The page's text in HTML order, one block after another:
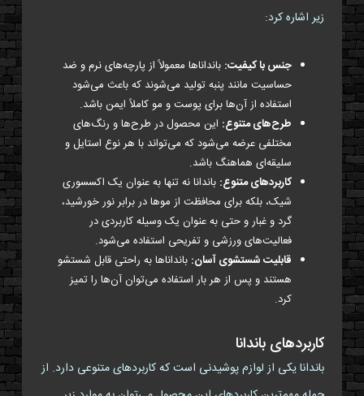
زیر اشاره کرد:
جنس با کیفیت: باندانا‌ها معمولاً از پارچه‌های نرم و ضد
حساسیت مانند پنبه تولید می‌شوند که باعث می‌شود
استفاده از آن‌ها برای پوست و مو کاملاً ایمن باشد.
طرح‌های متنوع: این محصول در طرح‌ها و رنگ‌های
مختلفی عرضه می‌شود که می‌تواند با هر نوع استایل و
سلیقه‌ای هماهنگ باشد.
کاربردهای متنوع: باندانا نه تنها به عنوان یک اکسسوری
شیک، بلکه برای محافظت از موها در برابر نور خورشید،
گرد و غبار و حتی به عنوان یک وسیله کاربردی در
فعالیت‌های ورزشی و تفریحی استفاده می‌شود.
قابلیت شستشوی آسان: باندانا‌ها به راحتی قابل شستشو
هستند و پس از هر بار استفاده می‌توان آن‌ها را تمیز
کرد.
کاربردهای باندانا
باندانا یکی از لوازم پوشیدنی است که کاربردهای متنوعی دارد. از